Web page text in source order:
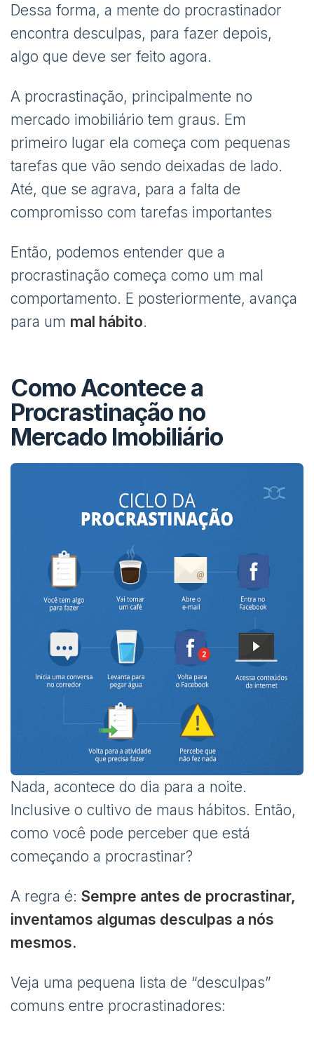
Dessa forma, a mente do procrastinador
encontra desculpas, para fazer depois,
algo que deve ser feito agora.
A procrastinação, principalmente no
mercado imobiliário tem graus. Em
primeiro lugar ela começa com pequenas
tarefas que vão sendo deixadas de lado.
Até, que se agrava, para a falta de
compromisso com tarefas importantes
Então, podemos entender que a
procrastinação começa como um mal
comportamento. E posteriormente, avança
para um mal hábito.
Como Acontece a
Procrastinação no
Mercado Imobiliário
Nada, acontece do dia para a noite.
Inclusive o cultivo de maus hábitos. Então,
como você pode perceber que está
começando a procrastinar?
A regra é: Sempre antes de procrastinar,
inventamos algumas desculpas a nós
mesmos.
Veja uma pequena lista de “desculpas”
comuns entre procrastinadores: